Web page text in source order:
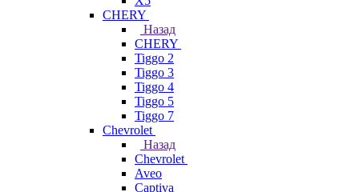
CHERY
Назад
CHERY
Tiggo 2
Tiggo 3
Tiggo 4
Tiggo 5
Tiggo 7
Chevrolet
Назад
Chevrolet
Aveo
Captiva